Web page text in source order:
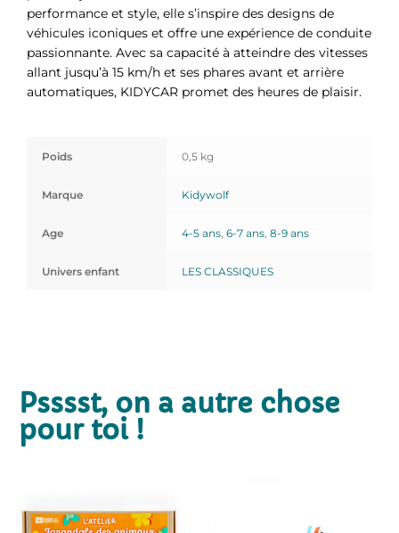
performance et style, elle s’inspire des designs de
véhicules iconiques et offre une expérience de conduite
passionnante. Avec sa capacité à atteindre des vitesses
allant jusqu’à 15 km/h et ses phares avant et arrière
automatiques, KIDYCAR promet des heures de plaisir.
Poids 0,5 kg
Marque Kidywolf
Age 4-5 ans, 6-7 ans, 8-9 ans
Univers enfant LES CLASSIQUES
Psssst, on a autre chose
pour toi !